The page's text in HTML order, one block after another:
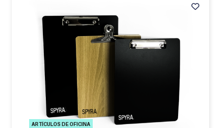
ARTÍCULOS DE OFICINA